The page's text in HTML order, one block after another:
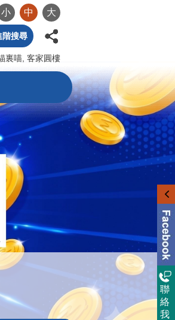
小 中 大
階搜尋
裏喵 客家圓樓
聯
絡
我